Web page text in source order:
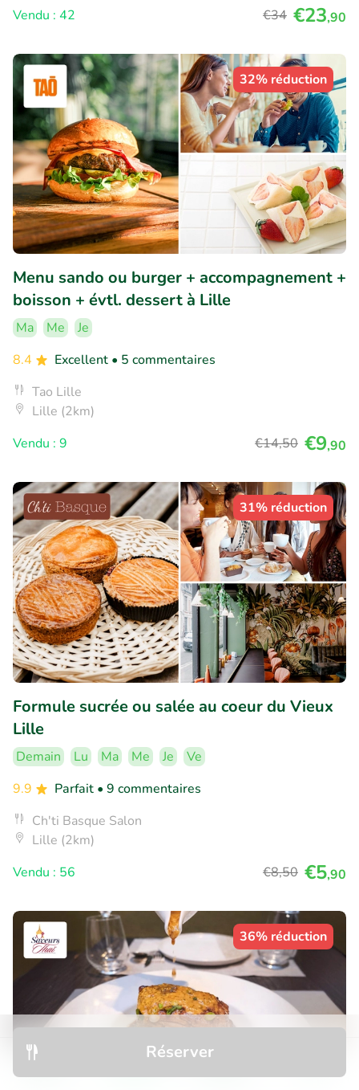
Réserver
Vendu : 42
€34 €23,90
32% réduction
Menu sando ou burger + accompagnement +
boisson + évtl. dessert à Lille
Ma Me
Je
8.4
Excellent • 5 commentaires
Tao Lille
Lille (2km)
Vendu : 9
€14,50 €9,90
31% réduction
Formule sucrée ou salée au coeur du Vieux
Lille
Demain Lu Ma Me Je
Ve
9.9
Parfait • 9 commentaires
Ch'ti Basque Salon
Lille (2km)
Vendu : 56
€8,50 €5,90
36% réduction